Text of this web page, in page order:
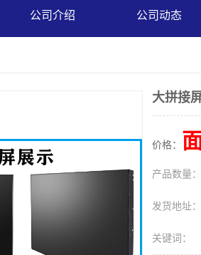
公司介绍 公司动态
大拼接
价格：
产品数量：
发货地址：
关键词：